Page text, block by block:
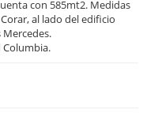
con 585mt2. Medidas
al lado del edificio
Mercedes.
Columbia.